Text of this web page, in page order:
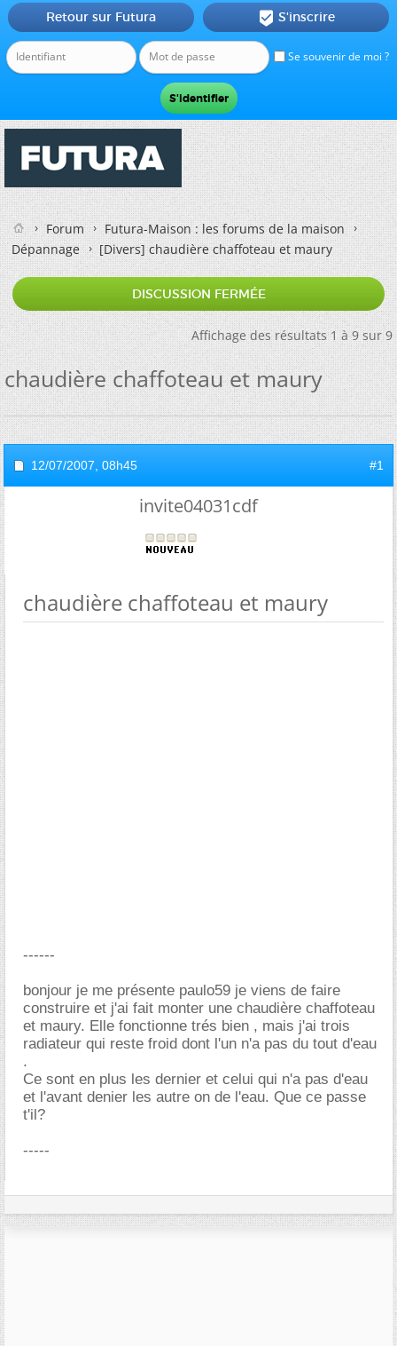
Se souvenir de moi ?
Retour sur Futura  S'inscrire
Forum
Futura-Maison : les forums de la maison
Dépannage
[Divers]chaudière chaffoteau et maury
DISCUSSION FERMÉE
Affichage des résultats 1 à 9 sur 9
chaudière chaffoteau et maury
12/07/2007, 08h45 #1
invite04031cdf
chaudière chaffoteau et maury
------
bonjour je me présente paulo59 je viens de faire
construire et j'ai fait monter une chaudière chaffoteau
et maury. Elle fonctionne trés bien , mais j'ai trois
radiateur qui reste froid dont l'un n'a pas du tout d'eau
.
Ce sont en plus les dernier et celui qui n'a pas d'eau
et l'avant denier les autre on de l'eau. Que ce passe
t'il?
-----